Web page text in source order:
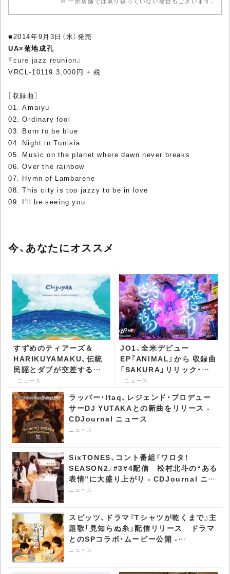
■2014年9月3日（水）発売
UA×菊地成孔
『cure jazz reunion』
VRCL-10119 3,000円 + 税
［収録曲］
01. Amaiyu
02. Ordinary fool
03. Born to be blue
04. Night in Tunisia
05. Music on the planet where dawn never breaks
06. Over the rainbow
07. Hymn of Lambarene
08. This city is too jazzy to be in love
09. I'll be seeing you
今、あなたにオススメ
すずめのティアーズ＆
HARIKUYAMAKU、伝統
民謡とダブが交差する
「Chijuyaa」を7インチで
発表 - CDJournal ニュー
ス
ニュース
JO1、全米デビュー
EP『ANIMAL』から 収録曲
「SAKURA」リリック・ビ
デオ公開 - CDJournal ニ
ニュース
ラッパー・Itaq、レジェンド・プロデュー
サーDJ YUTAKAとの新曲をリリース -
CDJournal ニュース
ニュース
SixTONES、コント番組『ワロタ！
SEASON2』#3#4配信 松村北斗の“ある
表情”に大盛り上がり - CDJournal ニュ
ース
ニュース
スピッツ、ドラマ『Tシャツが乾くまで』主
題歌「見知らぬ糸」配信リリース ドラマ
とのSPコラボ・ムービー公開 -
CDJournal ニュース
ニュース